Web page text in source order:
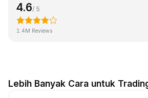
4.6/ 5
1.4M Reviews
Lebih Banyak Cara untuk